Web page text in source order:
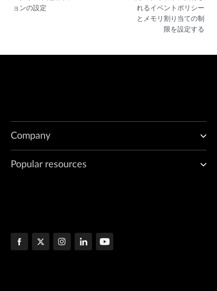
ョンの設定
れるイベントポリシー
とメモリ割り当ての制
限を設定する
Company
Popular resources